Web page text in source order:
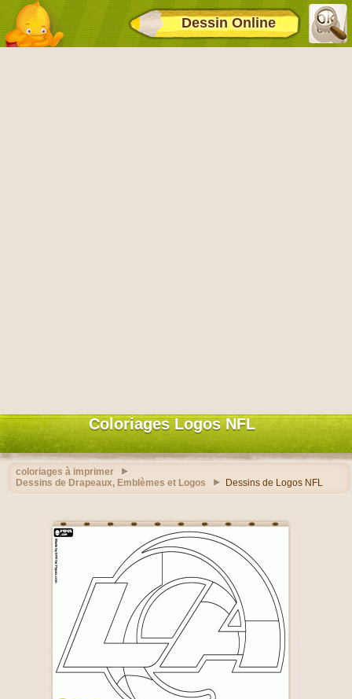
Dessin Online
Coloriages Logos NFL
coloriages à imprimer
Dessins de Drapeaux, Emblèmes et Logos
Dessins de Logos NFL